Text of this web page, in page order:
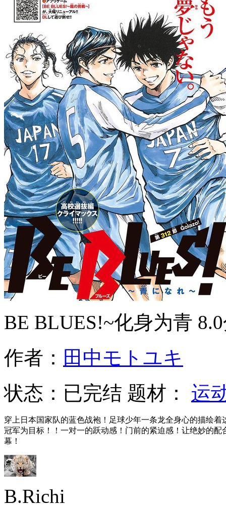
BE BLUES!~化身为青
作者： 田中モトユキ
状态： 已完结 题材： 运
穿上日本国家队的蓝色战袍！足球少年一条龙全身心的描绘
冠军为目标！！一对一的跃动感！门前的紧迫感！让绝妙的
幕！
B.Richi